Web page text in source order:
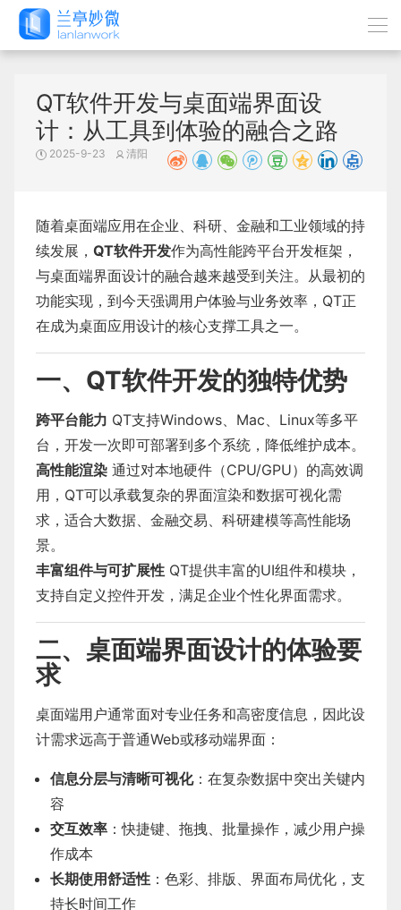
QT软件开发与桌面端界面设
计：从工具到体验的融合之路
2025-9-23 清阳
随着桌面端应用在企业、科研、金融和工业领域的持
续发展， QT软件开发作为高性能跨平台开发框架，
与桌面端界面设计的融合越来越受到关注。从最初的
功能实现，到今天强调用户体验与业务效率，QT正
在成为桌面应用设计的核心支撑工具之一。
一、QT软件开发的独特优势
跨平台能力 QT支持Windows、Mac、Linux等多平
台，开发一次即可部署到多个系统，降低维护成本。
高性能渲染 通过对本地硬件（CPU/GPU）的高效调
用，QT可以承载复杂的界面渲染和数据可视化需
求，适合大数据、金融交易、科研建模等高性能场
景。
丰富组件与可扩展性 QT提供丰富的UI组件和模块，
支持自定义控件开发，满足企业个性化界面需求。
二、桌面端界面设计的体验要
求
桌面端用户通常面对专业任务和高密度信息，因此设
计需求远高于普通Web或移动端界面：
信息分层与清晰可视化：在复杂数据中突出关键内
容
交互效率 ：快捷键、拖拽、批量操作，减少用户操
作成本
长期使用舒适性 ：色彩、排版、界面布局优化，支
持长时间工作